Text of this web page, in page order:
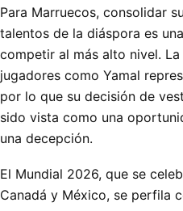
Para Marruecos, consolidar
talentos de la diáspora es
competir al más alto nivel.
jugadores como Yamal
por lo que su decisión de
sido vista como una
una decepción.
El Mundial 2026, que se
Canadá y México, se perfila